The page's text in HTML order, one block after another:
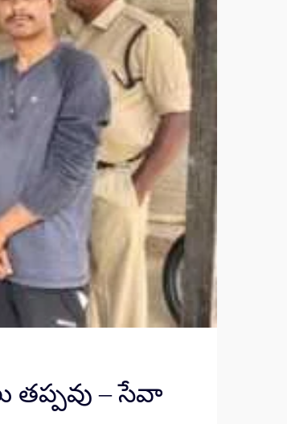
తప్పవు – సేవా